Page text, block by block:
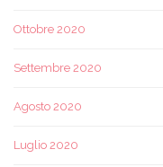
Ottobre 2020
Settembre 2020
Agosto 2020
Luglio 2020